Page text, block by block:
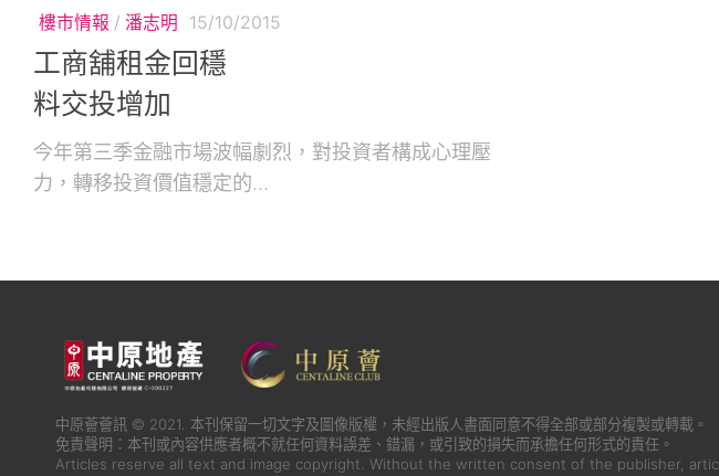
樓市情報 / 潘志明 15/10/2015
工商舖租金回穩
料交投增加
今年第三季金融市場波幅劇烈，對投資者構成心理壓
力，轉移投資價值穩定的...
中原薈薈訊 © 2021. 本刊保留一切文字及圖像版權，未經出版人書面同意不得全部或部分複製或轉載。
免責聲明：本刊或內容供應者概不就任何資料誤差、錯漏，或引致的損失而承擔任何形式的責任。
Articles reserve all text and image copyright. Without the written consent of the publisher,